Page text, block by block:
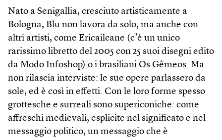
Nato a Senigallia, cresciuto artisticamente a
Bologna, Blu non lavora da solo, ma anche con
altri artisti, come Ericailcane (c’è un unico
rarissimo libretto del 2005 con 25 suoi disegni edito
da Modo Infoshop) o i brasiliani Os Gêmeos. Ma
non rilascia interviste: le sue opere parlassero da
sole, ed è così in effetti. Con le loro forme spesso
grottesche e surreali sono supericoniche: come
affreschi medievali, esplicite nel significato e nel
messaggio politico, un messaggio che è